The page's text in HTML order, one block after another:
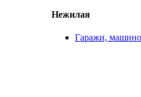
Нежилая
Гаражи,